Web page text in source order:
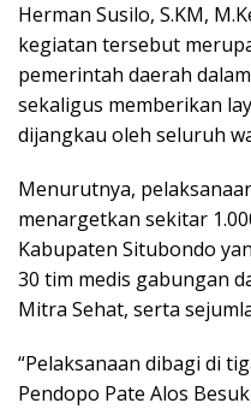
Herman Susilo, S.KM,
kegiatan tersebut
pemerintah daerah
sekaligus memberikan
dijangkau oleh seluruh
Menurutnya,
menargetkan sekitar
Kabupaten Situbondo
30 tim medis gabungan
Mitra Sehat, serta
“Pelaksanaan dibagi di
Pendopo Pate Alos